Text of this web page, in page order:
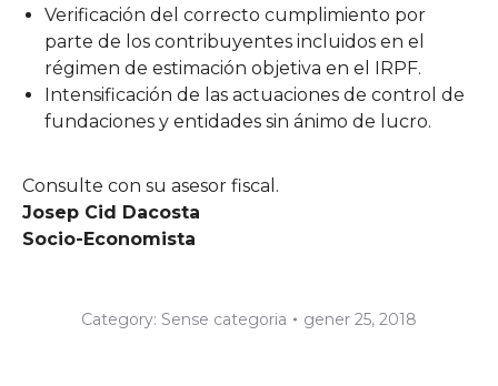
Verificación del correcto cumplimiento por
parte de los contribuyentes incluidos en el
régimen de estimación objetiva en el IRPF.
Intensificación de las actuaciones de control de
fundaciones y entidades sin ánimo de lucro.
Consulte con su asesor fiscal.
Josep Cid Dacosta
Socio-Economista
Category: Sense categoria gener 25, 2018